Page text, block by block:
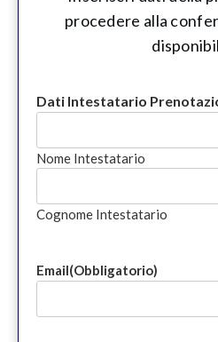
procedere alla
Dati Intestatario
Nome Intestatario
Cognome Intestatario
Email(Obbligatorio)